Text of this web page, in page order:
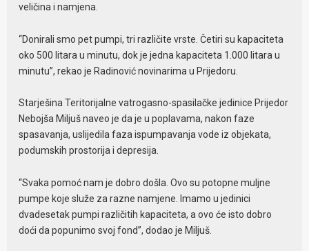
veličina i namjena.
“Donirali smo pet pumpi, tri različite vrste. Četiri su kapaciteta
oko 500 litara u minutu, dok je jedna kapaciteta 1.000 litara u
minutu”, rekao je Radinović novinarima u Prijedoru.
Starješina Teritorijalne vatrogasno-spasilačke jedinice Prijedor
Nebojša Miljuš naveo je da je u poplavama, nakon faze
spasavanja, uslijedila faza ispumpavanja vode iz objekata,
podumskih prostorija i depresija.
“Svaka pomoć nam je dobro došla. Ovo su potopne muljne
pumpe koje služe za razne namjene. Imamo u jedinici
dvadesetak pumpi različitih kapaciteta, a ovo će isto dobro
doći da popunimo svoj fond”, dodao je Miljuš.